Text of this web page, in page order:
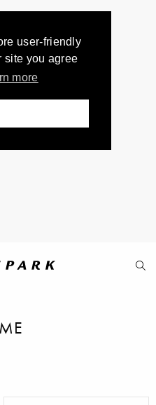
user-friendly
site you agree
more